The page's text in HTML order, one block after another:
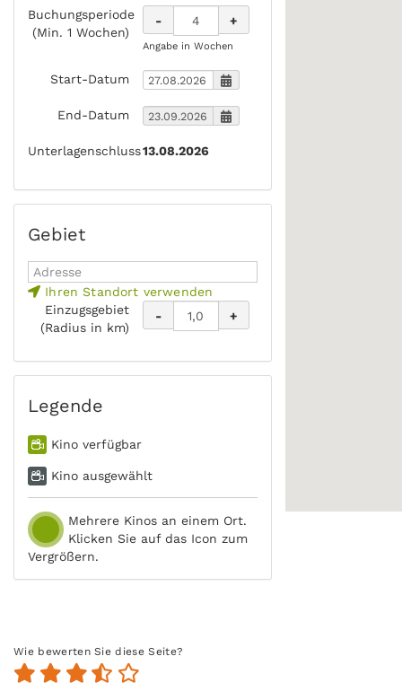
Buchungsperiode
(Min. 1 Wochen)
- +
Angabe in Wochen
Start-Datum
End-Datum
Unterlagenschluss13.08.2026
Gebiet
Ihren Standort verwenden
Einzugsgebiet
(Radius in km)
- +
Legende
Kino verfügbar
Kino ausgewählt
Mehrere Kinos an einem Ort.
Klicken Sie auf das Icon zum
Vergrößern.
Wie bewerten Sie diese Seite?